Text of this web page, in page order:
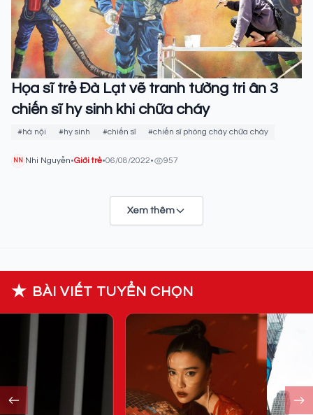
Họa sĩ trẻ Đà Lạt vẽ tranh tường tri ân 3
chiến sĩ hy sinh khi chữa cháy
#hà nội #hy sinh #chiến sĩ #chiến sĩ phòng cháy chữa cháy
NN Nhi Nguyễn•Giới trẻ•06/08/2022• 957
Xem thêm
★ BÀI VIẾT TUYỂN CHỌN